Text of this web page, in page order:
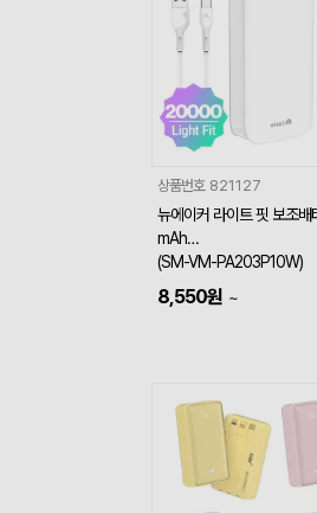
상품번호 821127
뉴에이커 라이트 핏 보조
mAh
(SM-VM-PA203P10W)
8,550원 ~